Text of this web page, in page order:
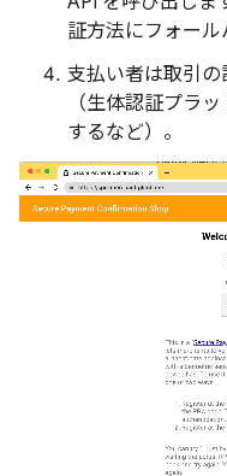
証方法にフォール
支払い者は取引
（生体認証プラ
するなど）。